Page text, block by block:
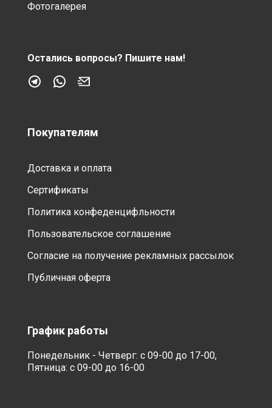
Фотогалерея
Остались вопросы? Пишите нам!
Покупателям
Доставка и оплата
Сертификаты
Политика конфеденцифльности
Пользовательское соглашение
Согласие на получение рекламных рассылок
Публичная оферта
График работы
Понедельник - Четверг: с 09-00 до 17-00,
Пятница: с 09-00 до 16-00